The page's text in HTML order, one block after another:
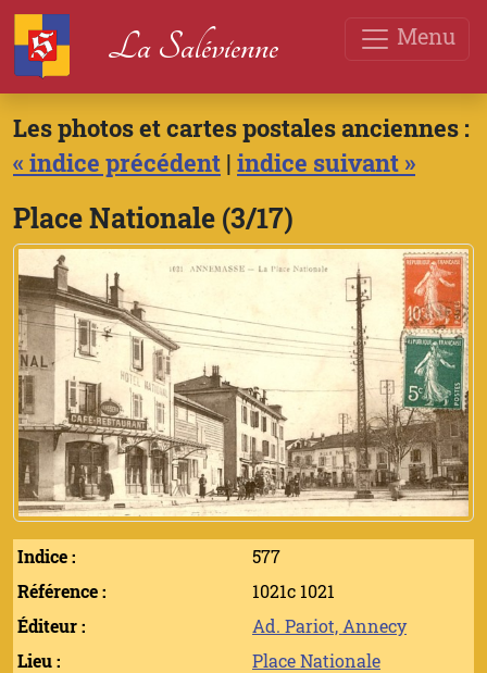
Menu
La Salévienne
Les photos et cartes postales anciennes :
« indice précédent | indice suivant »
Place Nationale (3/17)
Indice :
577
Référence :
1021c 1021
Éditeur :
Ad. Pariot, Annecy
Lieu :
Place Nationale